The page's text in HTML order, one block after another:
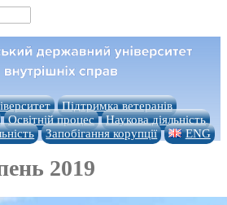
Підтримка ветеранів
Освітній процес
Наукова діяльність
Запобігання корупції ENG
2019